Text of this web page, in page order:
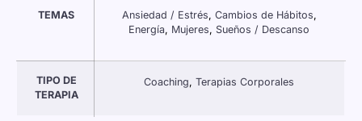
TEMAS Ansiedad / Estrés, Cambios de Hábitos,
Energía, Mujeres, Sueños / Descanso
TIPO DE
TERAPIA
Coaching, Terapias Corporales